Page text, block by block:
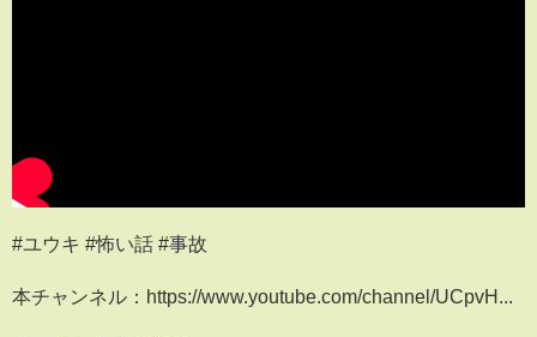
#ユウキ #怖い話 #事故
本チャンネル：https://www.youtube.com/channel/UCpvH...